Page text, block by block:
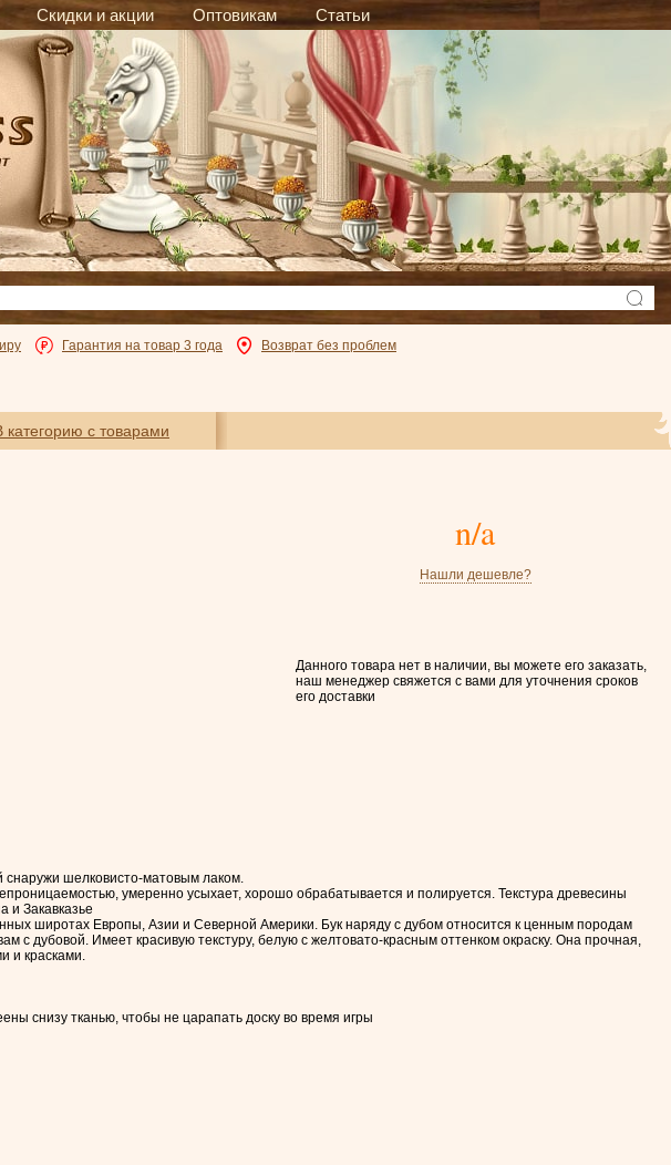
Скидки и акции Оптовикам Статьи
Гарантия на товар 3 года Возврат без проблем
категорию с товарами
n/a
Нашли дешевле?
Данного товара нет в наличии, вы можете его заказать,
наш менеджер свяжется с вами для уточнения сроков
его доставки
снаружи шелковисто-матовым лаком.
умеренно усыхает, хорошо обрабатывается и полируется. Текстура древесины
и Закавказье
широтах Европы, Азии и Северной Америки. Бук наряду с дубом относится к ценным породам
с дубовой. Имеет красивую текстуру, белую с желтовато-красным оттенком окраску. Она прочная,
и красками.
снизу тканью, чтобы не царапать доску во время игры